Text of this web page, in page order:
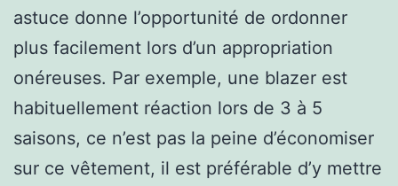
astuce donne l’opportunité de ordonner
plus facilement lors d’un appropriation
onéreuses. Par exemple, une blazer est
habituellement réaction lors de 3 à 5
saisons, ce n’est pas la peine d’économiser
sur ce vêtement, il est préférable d’y mettre